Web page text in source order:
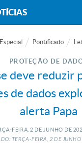
Especial Pontificado
PROTEÇÃO DE
deve reduzir
de dados
alerta Papa
FEIRA, 2 DE JUNHO DE
TERÇA-FEIRA, 2 DE JUNHO